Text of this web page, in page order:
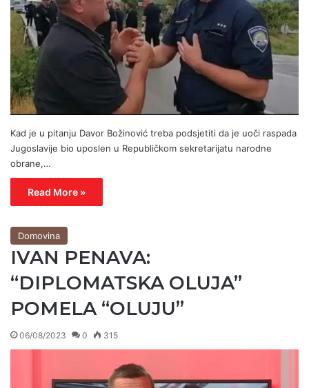
Kad je u pitanju Davor Božinović treba podsjetiti da je uoči raspada
Jugoslavije bio uposlen u Republičkom sekretarijatu narodne
obrane,…
Read More »
Domovina
IVAN PENAVA:
“DIPLOMATSKA OLUJA”
POMELA “OLUJU”
06/08/2023 0 315